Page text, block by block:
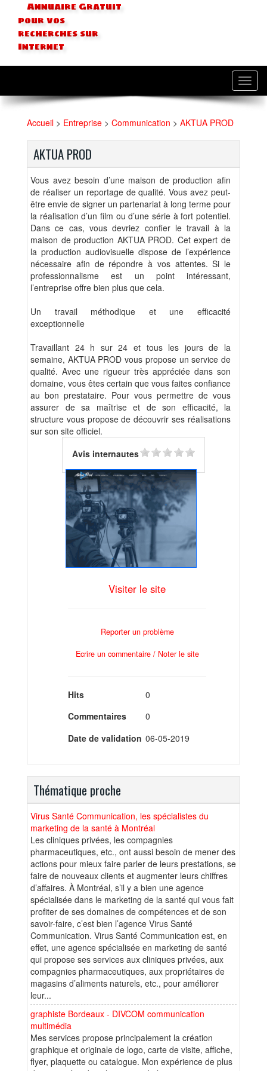
Annuaire Gratuit
pour vos
recherches sur
Internet
Accueil > Entreprise > Communication > AKTUA PROD
AKTUA PROD
Vous avez besoin d’une maison de production afin
de réaliser un reportage de qualité. Vous avez peut-
être envie de signer un partenariat à long terme pour
la réalisation d’un film ou d’une série à fort potentiel.
Dans ce cas, vous devriez confier le travail à la
maison de production AKTUA PROD. Cet expert de
la production audiovisuelle dispose de l’expérience
nécessaire afin de répondre à vos attentes. Si le
professionnalisme est un point intéressant,
l’entreprise offre bien plus que cela.
Un travail méthodique et une efficacité
exceptionnelle
Travaillant 24 h sur 24 et tous les jours de la
semaine, AKTUA PROD vous propose un service de
qualité. Avec une rigueur très appréciée dans son
domaine, vous êtes certain que vous faites confiance
au bon prestataire. Pour vous permettre de vous
assurer de sa maîtrise et de son efficacité, la
structure vous propose de découvrir ses réalisations
sur son site officiel.
Avis internautes
Visiter le site
Reporter un problème
Ecrire un commentaire / Noter le site
Hits
0
Commentaires
0
Date de validation 06-05-2019
Thématique proche
Virus Santé Communication, les spécialistes du
marketing de la santé à Montréal
Les cliniques privées, les compagnies
pharmaceutiques, etc., ont aussi besoin de mener des
actions pour mieux faire parler de leurs prestations, se
faire de nouveaux clients et augmenter leurs chiffres
d’affaires. À Montréal, s’il y a bien une agence
spécialisée dans le marketing de la santé qui vous fait
profiter de ses domaines de compétences et de son
savoir-faire, c’est bien l’agence Virus Santé
Communication. Virus Santé Communication est, en
effet, une agence spécialisée en marketing de santé
qui propose ses services aux cliniques privées, aux
compagnies pharmaceutiques, aux propriétaires de
magasins d’aliments naturels, etc., pour améliorer
leur...
graphiste Bordeaux - DIVCOM communication
multimédia
Mes services propose principalement la création
graphique et originale de logo, carte de visite, affiche,
flyer, plaquette ou catalogue. Mon expérience de plus